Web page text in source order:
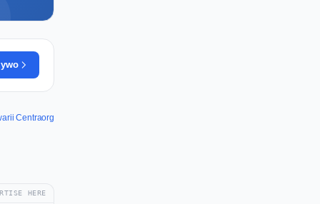
Centraorg
HERE